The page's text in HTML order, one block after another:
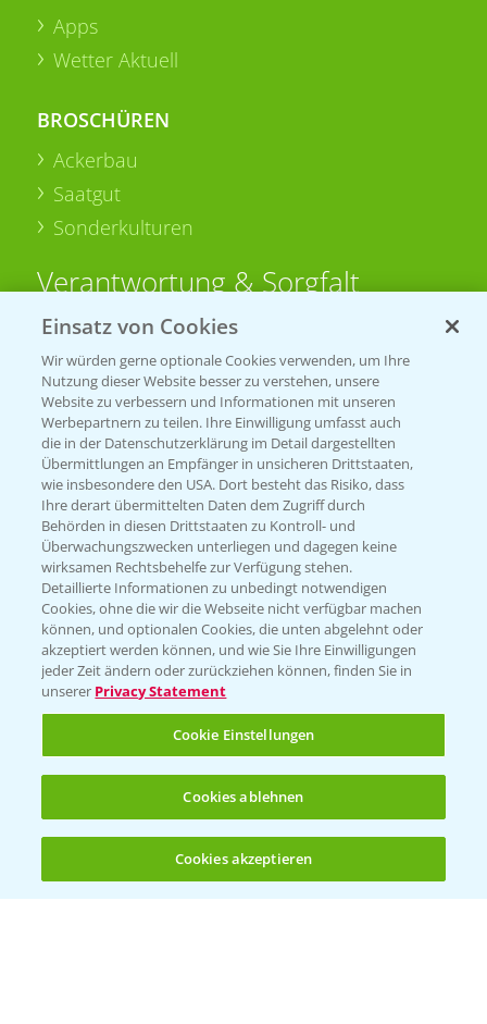
(noch 4)
Apps
Wetter Aktuell
BROSCHÜREN
Ackerbau
Saatgut
Sonderkulturen
Verantwortung & Sorgfalt
Sammelstellen und Termine
PRE - Chemikalien sicher entsorgen
Sammelstellen und Termine
Kontakt & Notfall
Beratung auf WhatsApp
T.+49 (0)174 346 564 1
KONTAKT
Hilfe in Notfällen
+49 (0)214/30-20220
Einsatz von Cookies
Wir würden gerne optionale Cookies verwenden, um Ihre
Nutzung dieser Website besser zu verstehen, unsere
Website zu verbessern und Informationen mit unseren
Werbepartnern zu teilen. Ihre Einwilligung umfasst auch
die in der Datenschutzerklärung im Detail dargestellten
Übermittlungen an Empfänger in unsicheren Drittstaaten,
wie insbesondere den USA. Dort besteht das Risiko, dass
Ihre derart übermittelten Daten dem Zugriff durch
Behörden in diesen Drittstaaten zu Kontroll- und
Überwachungszwecken unterliegen und dagegen keine
wirksamen Rechtsbehelfe zur Verfügung stehen.
Detaillierte Informationen zu unbedingt notwendigen
Cookies, ohne die wir die Webseite nicht verfügbar machen
können, und optionalen Cookies, die unten abgelehnt oder
akzeptiert werden können, und wie Sie Ihre Einwilligungen
jeder Zeit ändern oder zurückziehen können, finden Sie in
unserer Privacy Statement
Cookie Einstellungen
Cookies ablehnen
Cookies akzeptieren